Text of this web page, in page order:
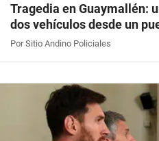
Tragedia en Guaymallén:
dos vehículos desde un
Por Sitio Andino Policiales